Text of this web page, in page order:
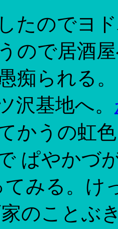
たのでヨ
ので居酒
痴られる
沢基地へ。
かうの虹
ぱやかづ
てみる。
のことぶ